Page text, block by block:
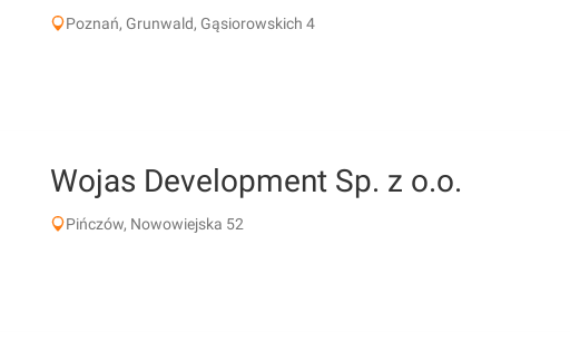
Poznań, Grunwald, Gąsiorowskich 4
Wojas Development Sp. z o.o.
Pińczów, Nowowiejska 52